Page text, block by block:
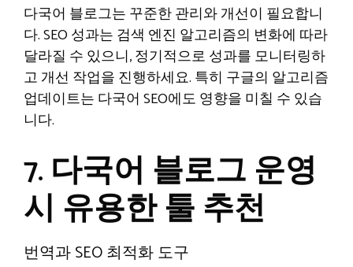
다국어 블로그는 꾸준한 관리와 개선이 필요합니
다. SEO 성과는 검색 엔진 알고리즘의 변화에 따라
달라질 수 있으니, 정기적으로 성과를 모니터링하
고 개선 작업을 진행하세요. 특히 구글의 알고리즘
업데이트는 다국어 SEO에도 영향을 미칠 수 있습
니다.
7. 다국어 블로그 운영
시 유용한 툴 추천
번역과 SEO 최적화 도구